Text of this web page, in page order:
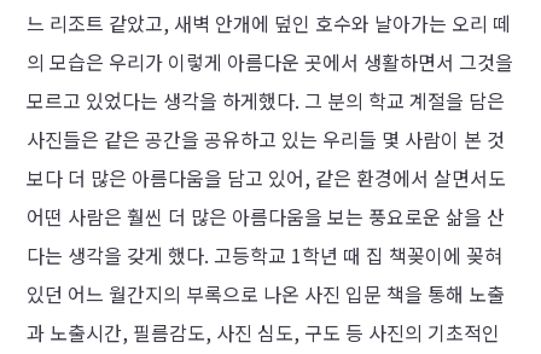
느 리조트 같았고, 새벽 안개에 덮인 호수와 날아가는 오리 떼
의 모습은 우리가 이렇게 아름다운 곳에서 생활하면서 그것을
모르고 있었다는 생각을 하게했다. 그 분의 학교 계절을 담은
사진들은 같은 공간을 공유하고 있는 우리들 몇 사람이 본 것
보다 더 많은 아름다움을 담고 있어, 같은 환경에서 살면서도
어떤 사람은 훨씬 더 많은 아름다움을 보는 풍요로운 삶을 산
다는 생각을 갖게 했다. 고등학교 1학년 때 집 책꽂이에 꽂혀
있던 어느 월간지의 부록으로 나온 사진 입문 책을 통해 노출
과 노출시간, 필름감도, 사진 심도, 구도 등 사진의 기초적인